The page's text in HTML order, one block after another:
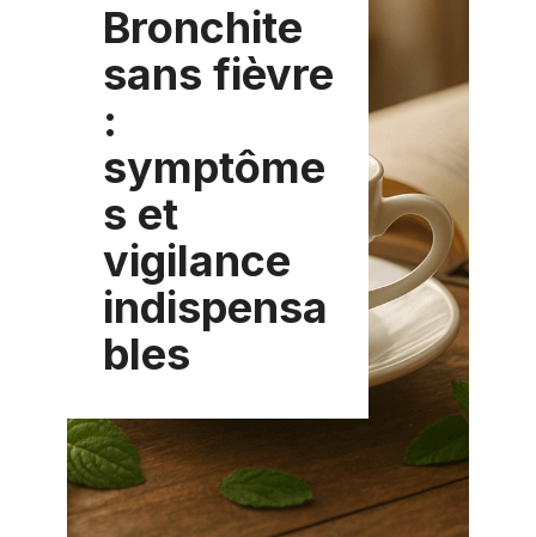
Bronchite
sans fièvre
:
symptôme
s et
vigilance
indispensa
bles